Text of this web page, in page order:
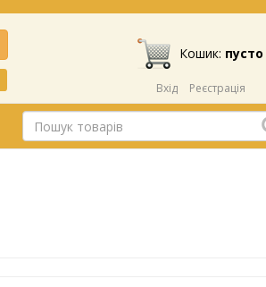
Кошик: пусто
Вхід Реєстрація